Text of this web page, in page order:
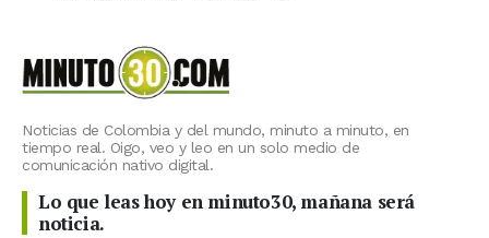
Noticias de Colombia y del mundo, minuto a minuto, en
tiempo real. Oigo, veo y leo en un solo medio de
comunicación nativo digital.
Lo que leas hoy en minuto30, mañana será
noticia.